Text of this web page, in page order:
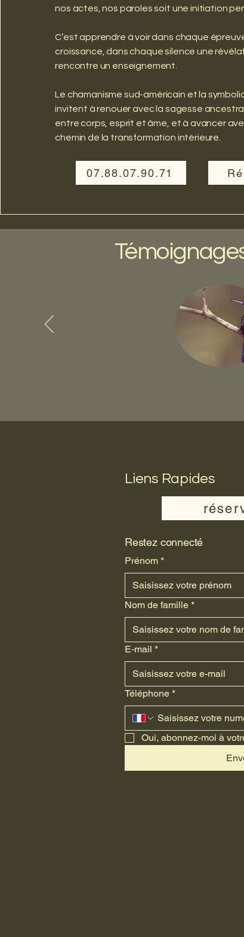
nos actes, nos paroles soit une initiation
C’est apprendre à voir dans chaque
croissance, dans chaque silence une
rencontre un enseignement.
Le chamanisme sud-américain et la
invitent à renouer avec la sagesse
entre corps, esprit et âme, et à avancer
chemin de la transformation intérieure.
07.88.07.90.71
Liens Rapides
Restez connecté
Prénom *
Nom de famille *
E‑mail *
Téléphone *
Oui, abonnez-moi à